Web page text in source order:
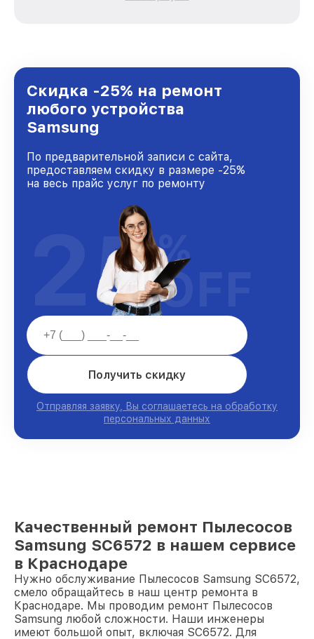
каждого пользователя продукции Samsung,
городе Краснодаре, постоянно повышая
уровень доверия и лояльности наших
клиентов.
Скидка -25% на ремонт
любого устройства
Samsung
По предварительной записи с сайта,
предоставляем скидку в размере -25%
на весь прайс услуг по ремонту
Получить скидку
Отправляя заявку, Вы соглашаетесь на обработку
персональных данных
25%
OFF
Качественный ремонт Пылесосов
Samsung SC6572 в нашем сервисе
в Краснодаре
Нужно обслуживание Пылесосов Samsung SC6572,
смело обращайтесь в наш центр ремонта в
Краснодаре. Мы проводим ремонт Пылесосов
Samsung любой сложности. Наши инженеры
имеют большой опыт, включая SC6572. Для